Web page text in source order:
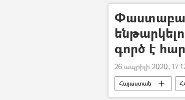
գործ է
26 ապրիլի 2020,
Հայաստան